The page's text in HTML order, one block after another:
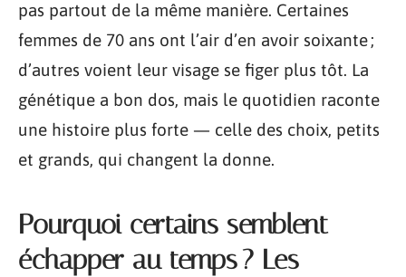
pas partout de la même manière. Certaines
femmes de 70 ans ont l’air d’en avoir soixante ;
d’autres voient leur visage se figer plus tôt. La
génétique a bon dos, mais le quotidien raconte
une histoire plus forte — celle des choix, petits
et grands, qui changent la donne.
Pourquoi certains semblent
échapper au temps ? Les